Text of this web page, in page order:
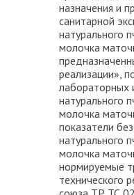
назначения и
санитарной
натурального
молочка
реализации»,
лабораторных
натурального
молочка
показатели
натурального
молочка
нормируемые
технического